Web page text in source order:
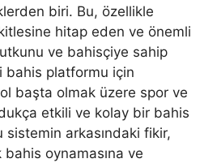
biri. Bu, özellikle
hitap eden ve önemli
ve bahisçiye sahip
bahis platformu için
başta olmak üzere spor ve
etkili ve kolay bir bahis
sistemin arkasındaki fikir,
bahis oynamasına ve